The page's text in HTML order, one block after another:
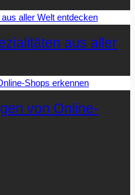
aus aller
von Online-